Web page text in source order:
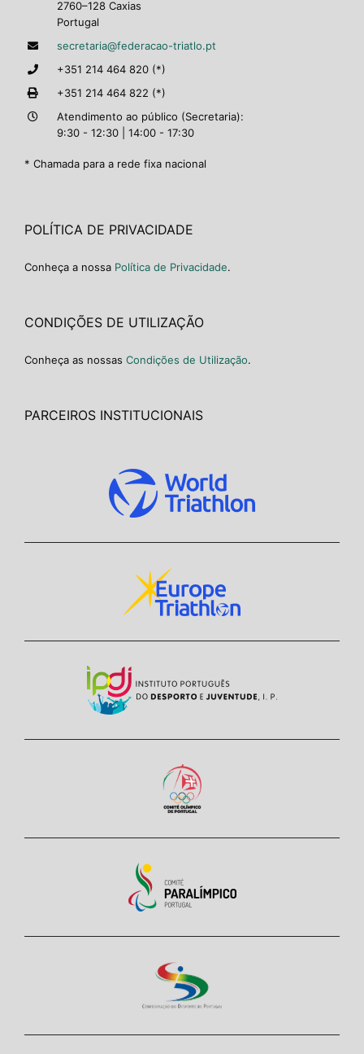
2760–128 Caxias
Portugal
secretaria@federacao-triatlo.pt
+351 214 464 820 (*)
+351 214 464 822 (*)
Atendimento ao público (Secretaria):
9:30 - 12:30 | 14:00 - 17:30
* Chamada para a rede fixa nacional
POLÍTICA DE PRIVACIDADE
Conheça a nossa Política de Privacidade.
CONDIÇÕES DE UTILIZAÇÃO
Conheça as nossas Condições de Utilização.
PARCEIROS INSTITUCIONAIS